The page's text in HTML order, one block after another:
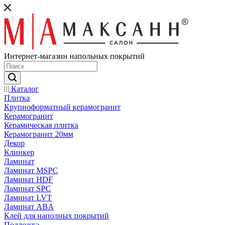
Интернет-магазин напольных покрытий
Каталог
Плитка
Крупноформатный керамогранит
Керамогранит
Керамическая плитка
Керамогранит 20мм
Декор
Клинкер
Ламинат
Ламинат MSPC
Ламинат HDF
Ламинат SPC
Ламинат LVT
Ламинат ABA
Клей для наполных покрытий